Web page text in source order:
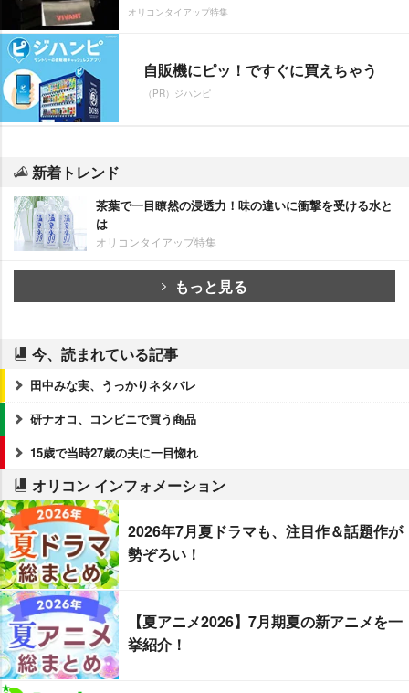
オリコンタイアップ特集
自販機にピッ！ですぐに買えちゃう
（PR）ジハンピ
新着トレンド
茶葉で一目瞭然の浸透力！味の違いに衝撃を受ける水と
は
オリコンタイアップ特集
もっと見る
今、読まれている記事
田中みな実、うっかりネタバレ
研ナオコ、コンビニで買う商品
15歳で当時27歳の夫に一目惚れ
オリコン インフォメーション
2026年7月夏ドラマも、注目作＆話題作が
勢ぞろい！
【夏アニメ2026】7月期夏の新アニメを一
挙紹介！